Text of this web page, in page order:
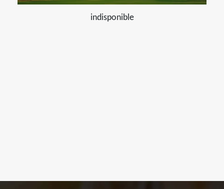
indisponible